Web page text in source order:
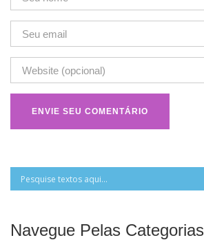
Navegue Pelas Categorias